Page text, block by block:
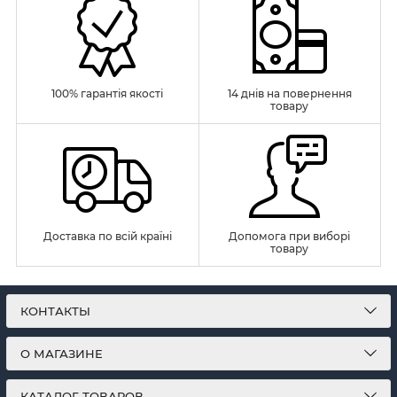
100% гарантія якості
14 днів на повернення
товару
Доставка по всій країні
Допомога при виборі
товару
КОНТАКТЫ
О МАГАЗИНЕ